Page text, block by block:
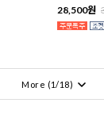
28,500원
More (1/18)